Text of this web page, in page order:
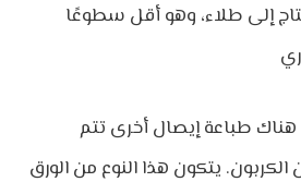
إلى طلاء، وهو أقل سطوعًا
هناك طباعة إيصال أخرى تتم
يتكون هذا النوع من الورق